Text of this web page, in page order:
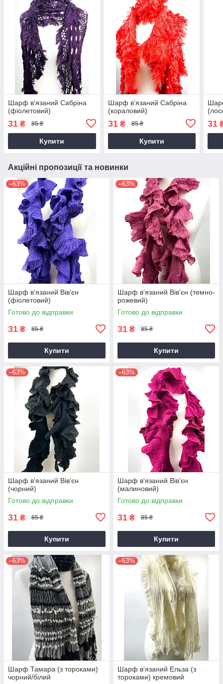
Шарф в'язаний Сабріна
(фіолетовий)
31 ₴ 85 ₴
Купити
Шарф в'язаний Сабріна
(кораловий)
31₴ 85 ₴
Купити
31
Акційні пропозиції та новинки
–63%
Шарф в'язаний Вів'єн
(фіолетовий)
Готово до відправки
31 ₴ 85 ₴
Купити
–63%
Шарф в'язаний Вів'єн (темно-
рожевий)
Готово до відправки
31 ₴ 85 ₴
Купити
–63%
Шарф в'язаний Вів'єн
(чорний)
Готово до відправки
31 ₴ 85 ₴
Купити
–63%
Шарф в'язаний Вів'єн
(малиновий)
Готово до відправки
31 ₴ 85 ₴
Купити
–63%
Шарф Тамара (з тороками)
чорний/білий
–63%
Шарф в'язаний Ельза (з
тороками) кремовий